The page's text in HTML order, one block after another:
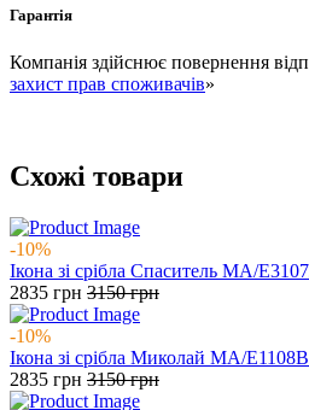
Гарантія
Компанія здійснює повернення
захист прав споживачів»
Схожі товари
-10%
Ікона зі срібла Спаситель MA/
2835 грн 3150грн
-10%
Ікона зі срібла Миколай MA/
2835 грн 3150грн